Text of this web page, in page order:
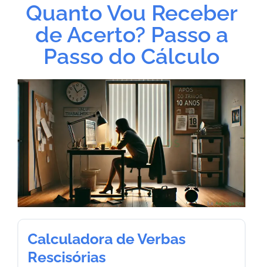
Quanto Vou Receber
de Acerto? Passo a
Passo do Cálculo
Calculadora de Verbas
Rescisórias